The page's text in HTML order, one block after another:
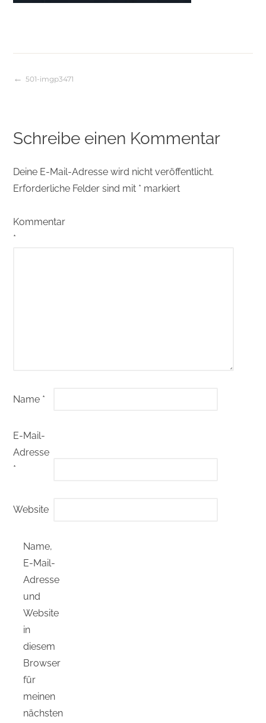
Beitragsnavigation
501-imgp3471
Schreibe einen Kommentar
Deine E-Mail-Adresse wird nicht veröffentlicht.
Erforderliche Felder sind mit * markiert
Kommentar
*
Name *
E-Mail-
Adresse
*
Website
Name,
E-Mail-
Adresse
und
Website
in
diesem
Browser
für
meinen
nächsten